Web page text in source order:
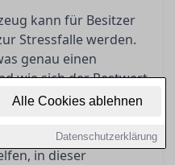
Alle Cookies ablehnen
Datenschutzerklärung
kann für Besitzer
Stressfalle werden.
genau einen
wie sich der Restwert
häufig
Vorsicht walten
Gutachter kann
in dieser